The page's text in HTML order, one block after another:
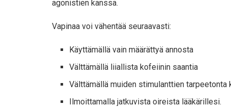
agonistien kanssa.
Vapinaa voi vähentää seuraavasti:
Käyttämällä vain määrättyä annosta
Välttämällä liiallista kofeiinin saantia
Välttämällä muiden stimulanttien tarpeetonta
Ilmoittamalla jatkuvista oireista lääkärillesi.